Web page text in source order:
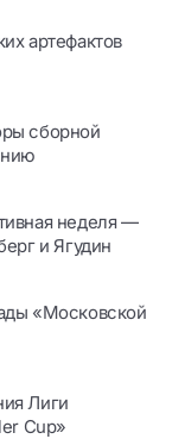
артефактов
сборной
неделя —
и Ягудин
«Московской
Лиги
Cup»